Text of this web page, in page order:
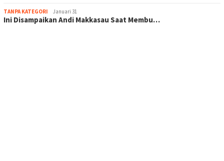
TANPA KATEGORI Januari 31
Ini Disampaikan Andi Makkasau Saat Membu…